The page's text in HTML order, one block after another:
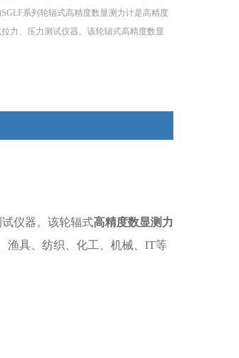
系列轮辐式高精度数显测力计是高精度
力、压力测试仪器。该轮辐式高精度数显
仪器。该轮辐式高精度数显测力
渔具、纺织、化工、机械、IT等